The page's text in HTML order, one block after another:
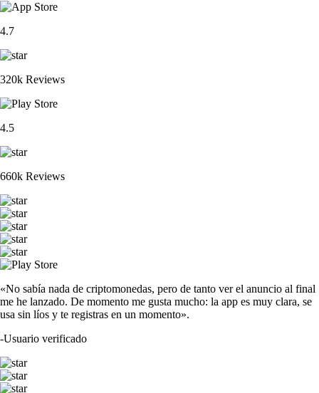
4.7
320k Reviews
4.5
660k Reviews
«No sabía nada de criptomonedas, pero de tanto ver el anuncio al final
me he lanzado. De momento me gusta mucho: la app es muy clara, se
usa sin líos y te registras en un momento».
-Usuario verificado